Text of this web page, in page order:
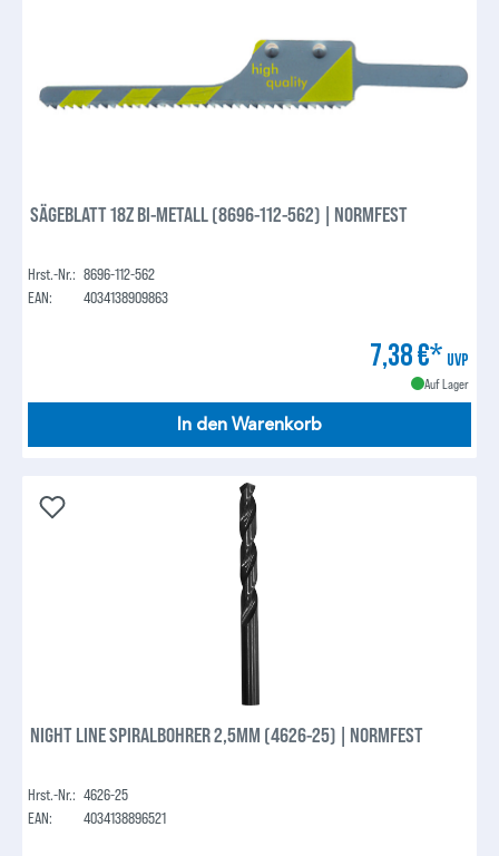
SÄGEBLATT 18Z BI-METALL (8696-112-562) | NORMFEST
Hrst.-Nr.: 8696-112-562
EAN:
4034138909863
7,38 €* UVP
Auf Lager
In den Warenkorb
NIGHT LINE SPIRALBOHRER 2,5MM (4626-25) | NORMFEST
Hrst.-Nr.: 4626-25
EAN:
4034138896521